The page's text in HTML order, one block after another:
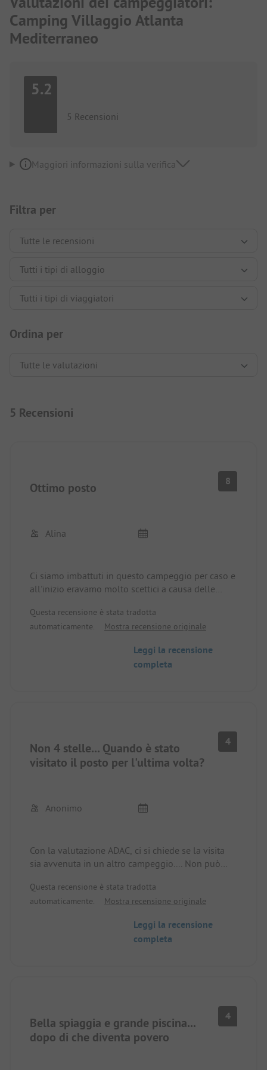
Camping Villaggio Atlanta
Mediterraneo
5.2
5 Recensioni
Maggiori informazioni sulla verifica
Filtra per
Ordina per
5 Recensioni
Ottimo posto 8
Alina
Ci siamo imbattuti in questo campeggio per caso e
all'inizio eravamo molto scettici a causa delle
bambini avevano la piscina per giocare, la sera
c'era sempre qualcosa da fare. Il terreno era
posti fantastici in bicicletta. I servizi igienici erano
sempre puliti e perfettamente funzionanti.
Questa recensione è stata tradotta
automaticamente.
Mostra recensione originale
Leggi la recensione
completa
Non 4 stelle... Quando è stato
visitato il posto per l'ultima volta?
4
Anonimo
Con la valutazione ADAC, ci si chiede se la visita
sia avvenuta in un altro campeggio.... Non può
stato di abbandono e diverse aree praticamente
transennate con corde svolazzanti, (ex) parco
rimuove). Piccoli appezzamenti per gli standard
odierni. L'allacciamento dell'acqua al lotto era
Questa recensione è stata tradotta
automaticamente.
Mostra recensione originale
Leggi la recensione
completa
Bella spiaggia e grande piscina...
dopo di che diventa povero
4